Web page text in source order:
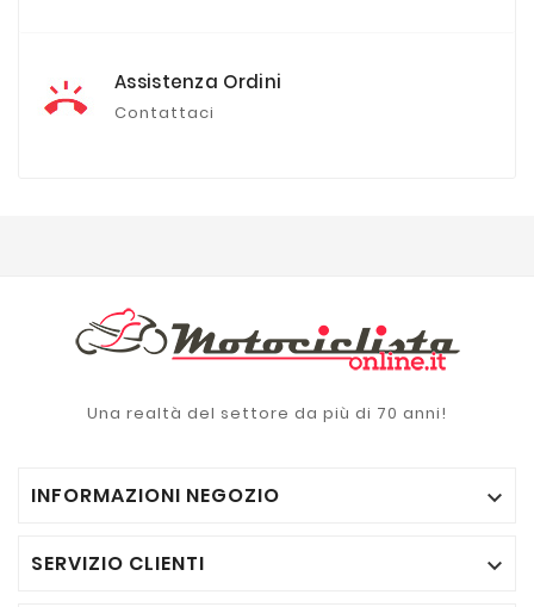
Assistenza Ordini
Contattaci
Una realtà del settore da più di 70 anni!
INFORMAZIONI NEGOZIO 
SERVIZIO CLIENTI 